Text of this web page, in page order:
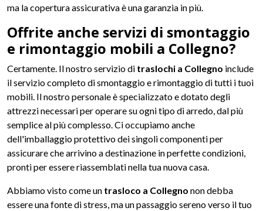
ma la copertura assicurativa è una garanzia in più.
Offrite anche servizi di smontaggio
e rimontaggio mobili a Collegno?
Certamente. Il nostro servizio di traslochi a Collegno include
il servizio completo di smontaggio e rimontaggio di tutti i tuoi
mobili. Il nostro personale è specializzato e dotato degli
attrezzi necessari per operare su ogni tipo di arredo, dal più
semplice al più complesso. Ci occupiamo anche
dell'imballaggio protettivo dei singoli componenti per
assicurare che arrivino a destinazione in perfette condizioni,
pronti per essere riassemblati nella tua nuova casa.
Abbiamo visto come un trasloco a Collegno non debba
essere una fonte di stress, ma un passaggio sereno verso il tuo